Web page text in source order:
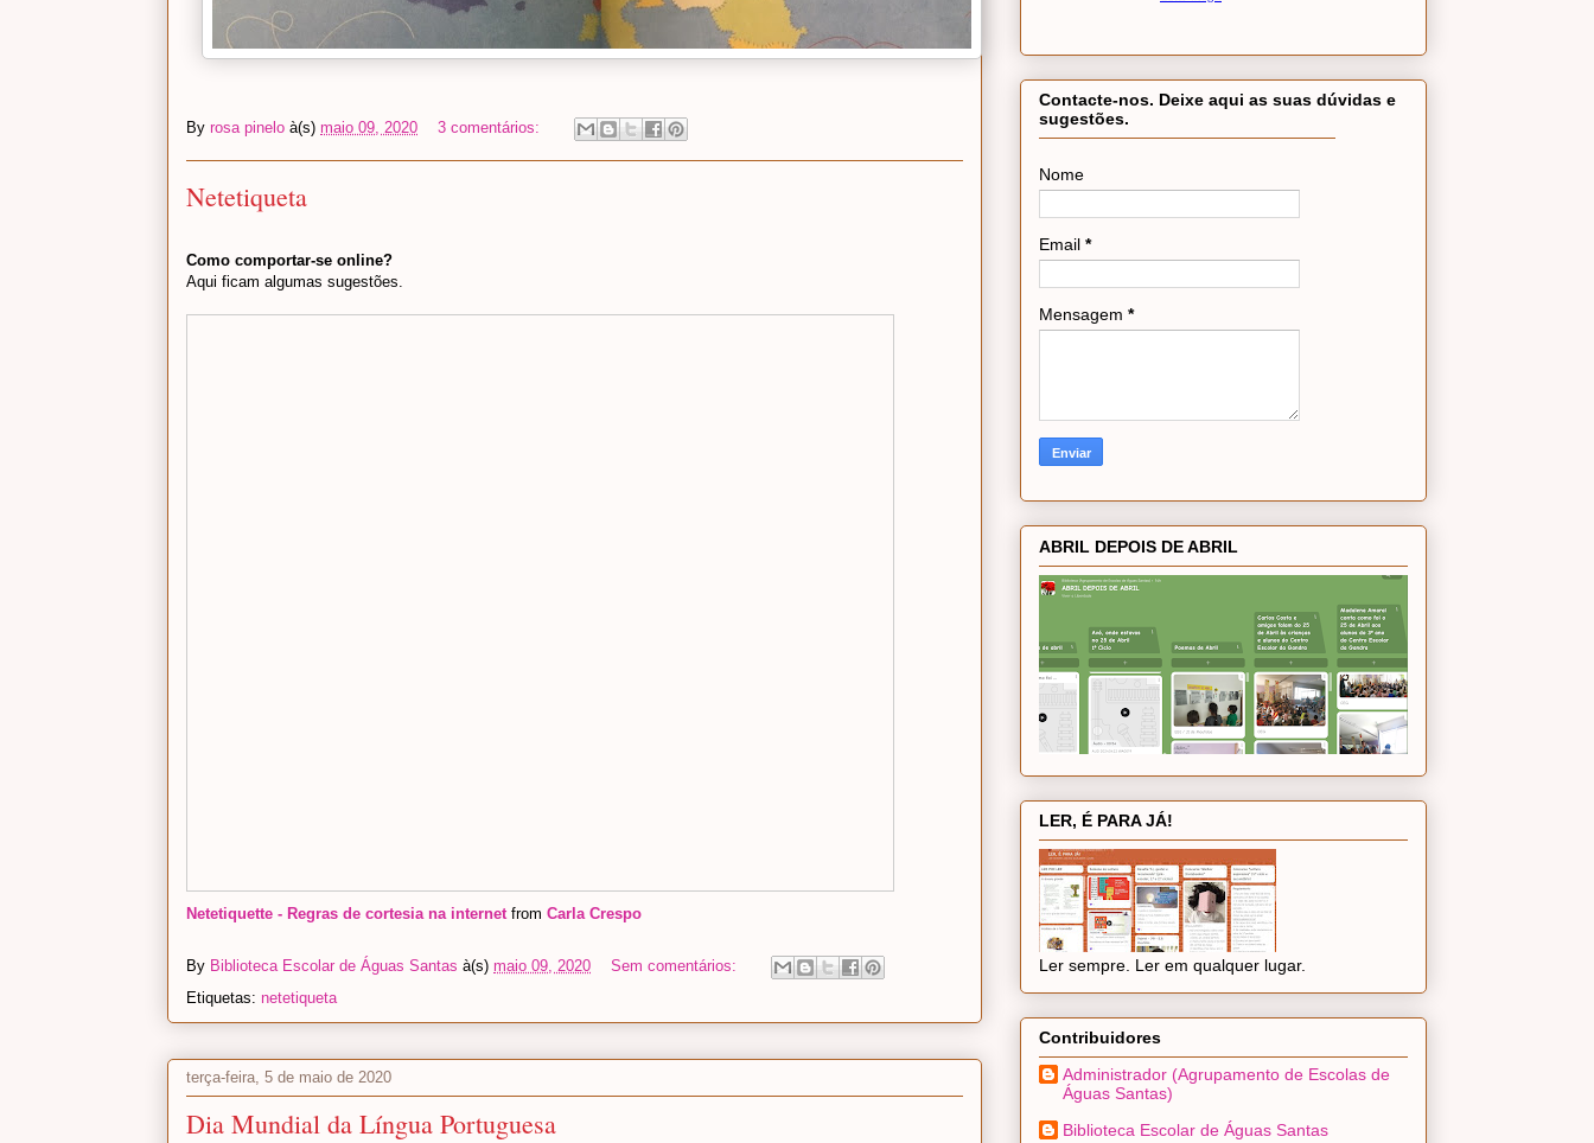
By rosa pinelo à(s) maio 09, 2020 3 comentários:
Netetiqueta
Como comportar-se online?
Aqui ficam algumas sugestões.
Netetiquette - Regras de cortesia na internet from Carla Crespo
By Biblioteca Escolar de Águas Santas à(s) maio 09, 2020
Sem comentários:
Etiquetas: netetiqueta
terça-feira, 5 de maio de 2020
Dia Mundial da Língua Portuguesa
Contacte-nos. Deixe aqui as suas dúvidas e
sugestões.
Nome
Email *
Mensagem *
ABRIL DEPOIS DE ABRIL
LER, É PARA JÁ!
Ler sempre. Ler em qualquer lugar.
Contribuidores
Administrador (Agrupamento de Escolas de
Águas Santas)
Biblioteca Escolar de Águas Santas